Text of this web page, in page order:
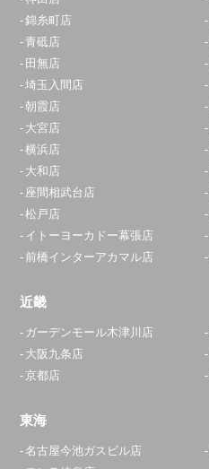
錦糸町店
青砥店
田無店
埼玉入間店
朝霞店
大宮店
横浜店
大和店
座間相武台店
松戸店
イトーヨーカドー幕張店
前橋インターアカマル店
近畿
ガーデンモール木津川店
大阪九条店
京都店
東海
名古屋今池ガスビル店